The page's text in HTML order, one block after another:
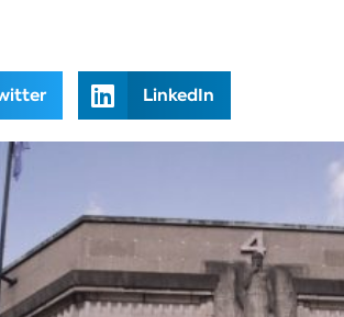
LinkedIn